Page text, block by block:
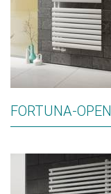
FORTUNA-OPEN